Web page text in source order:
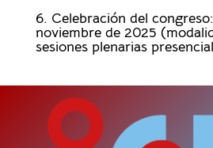
6. Celebración del
noviembre de 2025
sesiones plenarias